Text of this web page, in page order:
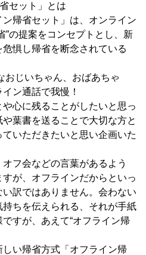
セット」とは
帰省セット」は、オンライン
”の提案をコンセプトとし、新
惧し帰省を断念されている
おじいちゃん、おばあちゃ
ン通話で我慢！
心に残ることがしたいと思っ
葉書を送ることで大切な方と
いただきたいと思い企画いた
フ会などの言葉があるよう
が、オフラインだからといっ
訳ではありません。会わない
ちを伝えられる、それが手紙
すが、あえて“オフライン帰
い帰省方式「オフライン帰